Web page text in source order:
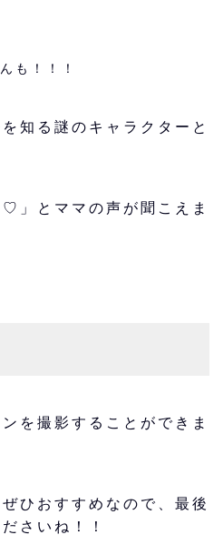
も！！！
知る謎のキャラクターと
」とママの声が聞こえま
を撮影することができま
ひおすすめなので、最後
さいね！！